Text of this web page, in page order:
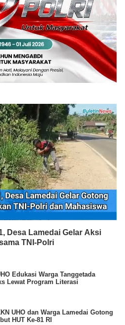
Desa Lamedai Gelar Aksi
TNI-Polri
Edukasi Warga Tanggetada
Lewat Program Literasi
UHO dan Warga Lamedai Gotong
HUT Ke-81 RI